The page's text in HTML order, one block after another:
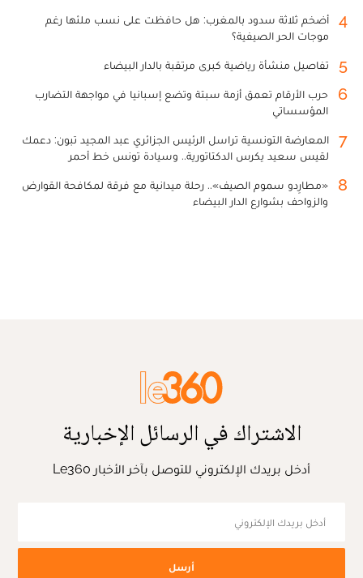
4
أضخم ثلاثة سدود بالمغرب: هل حافظت على نسب ملئها رغم
موجات الحر الصيفية؟
5 تفاصيل منشأة رياضية كبرى مرتقبة بالدار البيضاء
6
حرب الأرقام تعمق أزمة سبتة وتضع إسبانيا في مواجهة التضارب
المؤسساتي
7
المعارضة التونسية تراسل الرئيس الجزائري عبد المجيد تبون: دعمك
لقيس سعيد يكرس الدكتاتورية.. وسيادة تونس خط أحمر
8
«مطارِدو سموم الصيف».. رحلة ميدانية مع فرقة لمكافحة القوارض
والزواحف بشوارع الدار البيضاء
الاشتراك في الرسائل الإخبارية
أدخل بريدك الإلكتروني للتوصل بآخر الأخبار Le360
أرسل